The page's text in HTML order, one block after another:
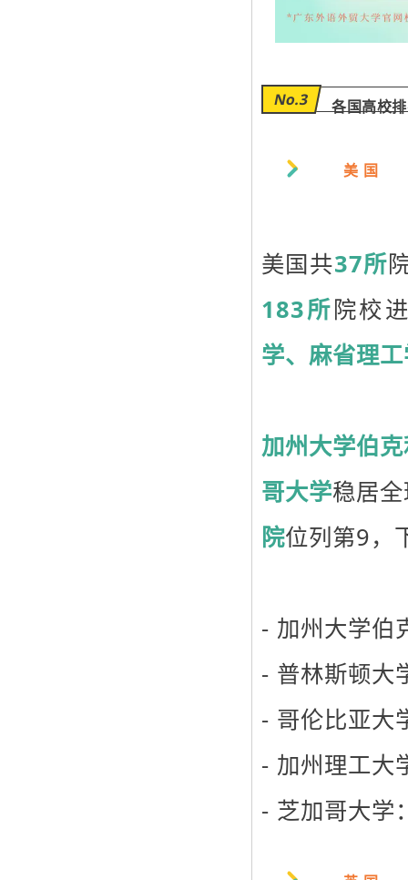
No.3 各国高校
美 国
美国共37所
183所院校
学、麻省理
加州大学伯
哥大学稳居
院位列第9，
- 加州大学伯
- 普林斯顿大
- 哥伦比亚大
- 加州理工大
- 芝加哥大学